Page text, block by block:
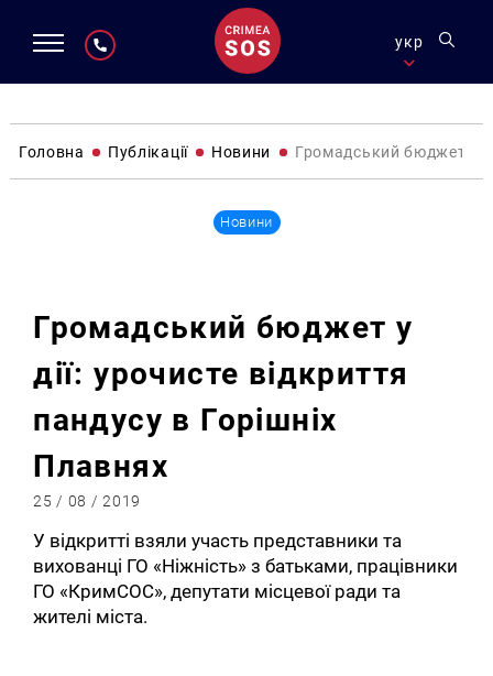
укр
Головна Публікації Новини Громадський бюджет у
Новини
Громадський бюджет у
дії: урочисте відкриття
пандусу в Горішніх
Плавнях
25 / 08 / 2019
У відкритті взяли участь представники та
вихованці ГО «Ніжність» з батьками, працівники
ГО «КримСОС», депутати місцевої ради та
жителі міста.